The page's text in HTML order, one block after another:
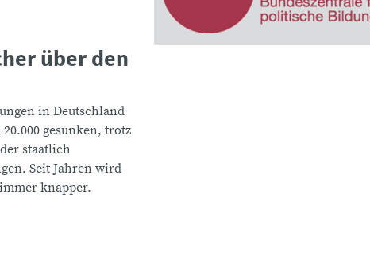
über den
in Deutschland
gesunken, trotz
staatlich
Seit Jahren wird
knapper.